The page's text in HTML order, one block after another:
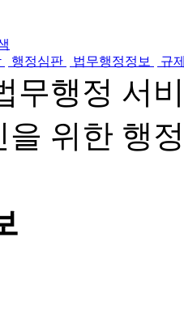
행정심판 법무행정정보 규
무행정 서
위한 행